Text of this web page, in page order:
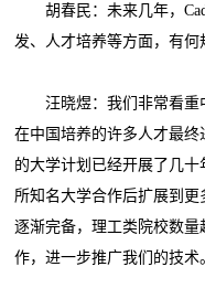
胡春民：未来几年，
发、人才培养等方面，有何
汪晓煜：我们非常看重
在中国培养的许多人才最终
的大学计划已经开展了几
所知名大学合作后扩展到
逐渐完备，理工类院校数
作，进一步推广我们的技术